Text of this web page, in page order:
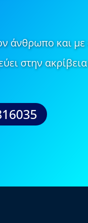
άνθρωπο και
στην